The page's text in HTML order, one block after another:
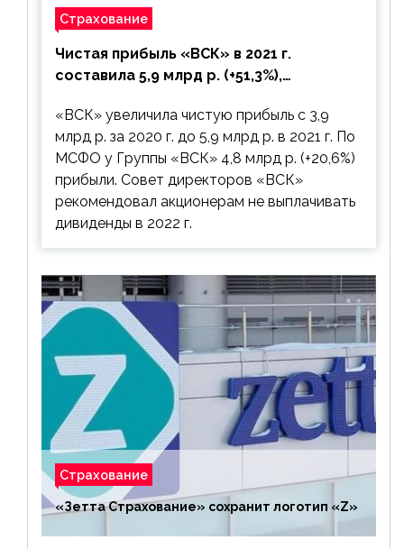
Страхование
Чистая прибыль «ВСК» в 2021 г.
составила 5,9 млрд р. (+51,3%),
выплачивать
«ВСК» увеличила чистую прибыль с 3,9
млрд р. за 2020 г. до 5,9 млрд р. в 2021 г. По
МСФО у Группы «ВСК» 4,8 млрд р. (+20,6%)
прибыли. Совет директоров «ВСК»
рекомендовал акционерам не выплачивать
дивиденды в 2022 г.
Страхование
«Зетта Страхование» сохранит логотип «Z»